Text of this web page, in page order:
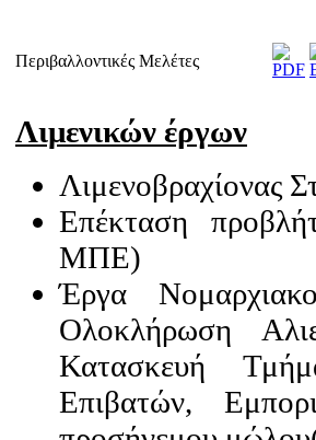
Περιβαλλοντικές Μελέτες
Λιμενικών έργων
Λιμενοβραχίονας
Επέκταση
ΜΠΕ)
Έργα
Ολοκλήρωση
Κατασκευή
Επιβατών,